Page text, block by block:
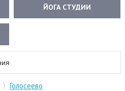
ЙОГА СТУДИИ
Голосеево